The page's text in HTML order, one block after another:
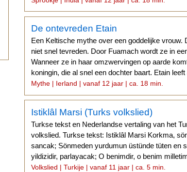
De ontevreden Etain
Een Keltische mythe over een goddelijke vrouw.
niet snel tevreden. Door Fuamach wordt ze in
Wanneer ze in haar omzwervingen op aarde
koningin, die al snel een dochter baart. Etain
Mythe | Ierland | vanaf 12 jaar | ca. 18 min.
Istiklâl Marsi (Turks volkslied)
Turkse tekst en Nederlandse vertaling van het
volkslied. Turkse tekst: Istiklâl Marsi Korkma,
sancak; Sönmeden yurdumun üstünde tüten en
yildizidir, parlayacak; O benimdir, o benim
Volkslied | Turkije | vanaf 11 jaar | ca. 5 min.